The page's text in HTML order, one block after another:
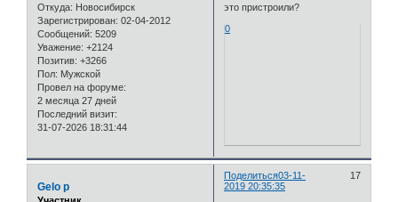
Откуда: Новосибирск
Зарегистрирован: 02-04-2012
Сообщений: 5209
Уважение: +2124
Позитив: +3266
Пол: Мужской
Провел на форуме:
2 месяца 27 дней
Последний визит:
31-07-2026 18:31:44
это пристроили?
0
Поделиться 17
03-11-
2019 20:35:35
Gelo p